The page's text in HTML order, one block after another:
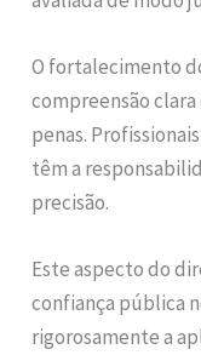
O fortalecimento
compreensão clara
penas.
têm a
precisão.
Este aspecto do
confiança pública
rigorosamente a